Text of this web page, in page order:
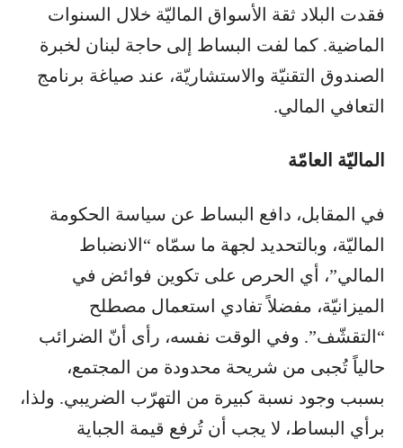
فقدت البلاد ثقة الأسواق الماليّة خلال السنوات
الماضية. كما لفت البساط إلى حاجة لبنان لخبرة
الصندوق التقنيّة والاستشاريّة، عند صياغة برنامج
التعافي المالي.
الماليّة العامّة
في المقابل، دافع البساط عن سياسة الحكومة
الماليّة، وبالتحديد لجهة ما سمّاه “الانضباط
المالي”، أي الحرص على تكوين فوائض في
الميزانيّة، مفضلاً تفادي استعمال مصطلح
“التقشّف”. وفي الوقت نفسه، رأى أنّ الضرائب
حالياً تُجبى من شريحة محدودة من المجتمع،
بسبب وجود نسبة كبيرة من التهرّب الضريبي. ولذا،
برأي البساط، لا يجب أن تُرفع قيمة الجباية